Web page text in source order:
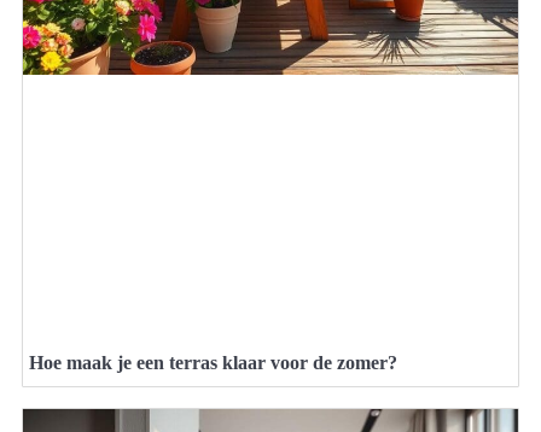
Hoe maak je een terras klaar voor de zomer?